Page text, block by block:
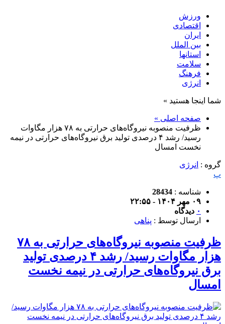
ورزش
اقتصادی
ایران
بین الملل
استانها
سلامت
فرهنگ
انرژی
شما اینجا هستید »
صفحه اصلی »
ظرفیت منصوبه نیروگاه‌های حرارتی به ۷۸ هزار مگاوات
رسید/ رشد ۴ درصدی تولید برق نیروگاه‌های حرارتی در نیمه
نخست امسال
گروه : انرژی
پ
شناسه : 28434
۰۹ مهر ۱۴۰۴ - ۲۲:۵۵
۰ دیدگاه
ارسال توسط : پناهی
ظرفیت منصوبه نیروگاه‌های حرارتی به ۷۸
هزار مگاوات رسید/ رشد ۴ درصدی تولید
برق نیروگاه‌های حرارتی در نیمه نخست
امسال